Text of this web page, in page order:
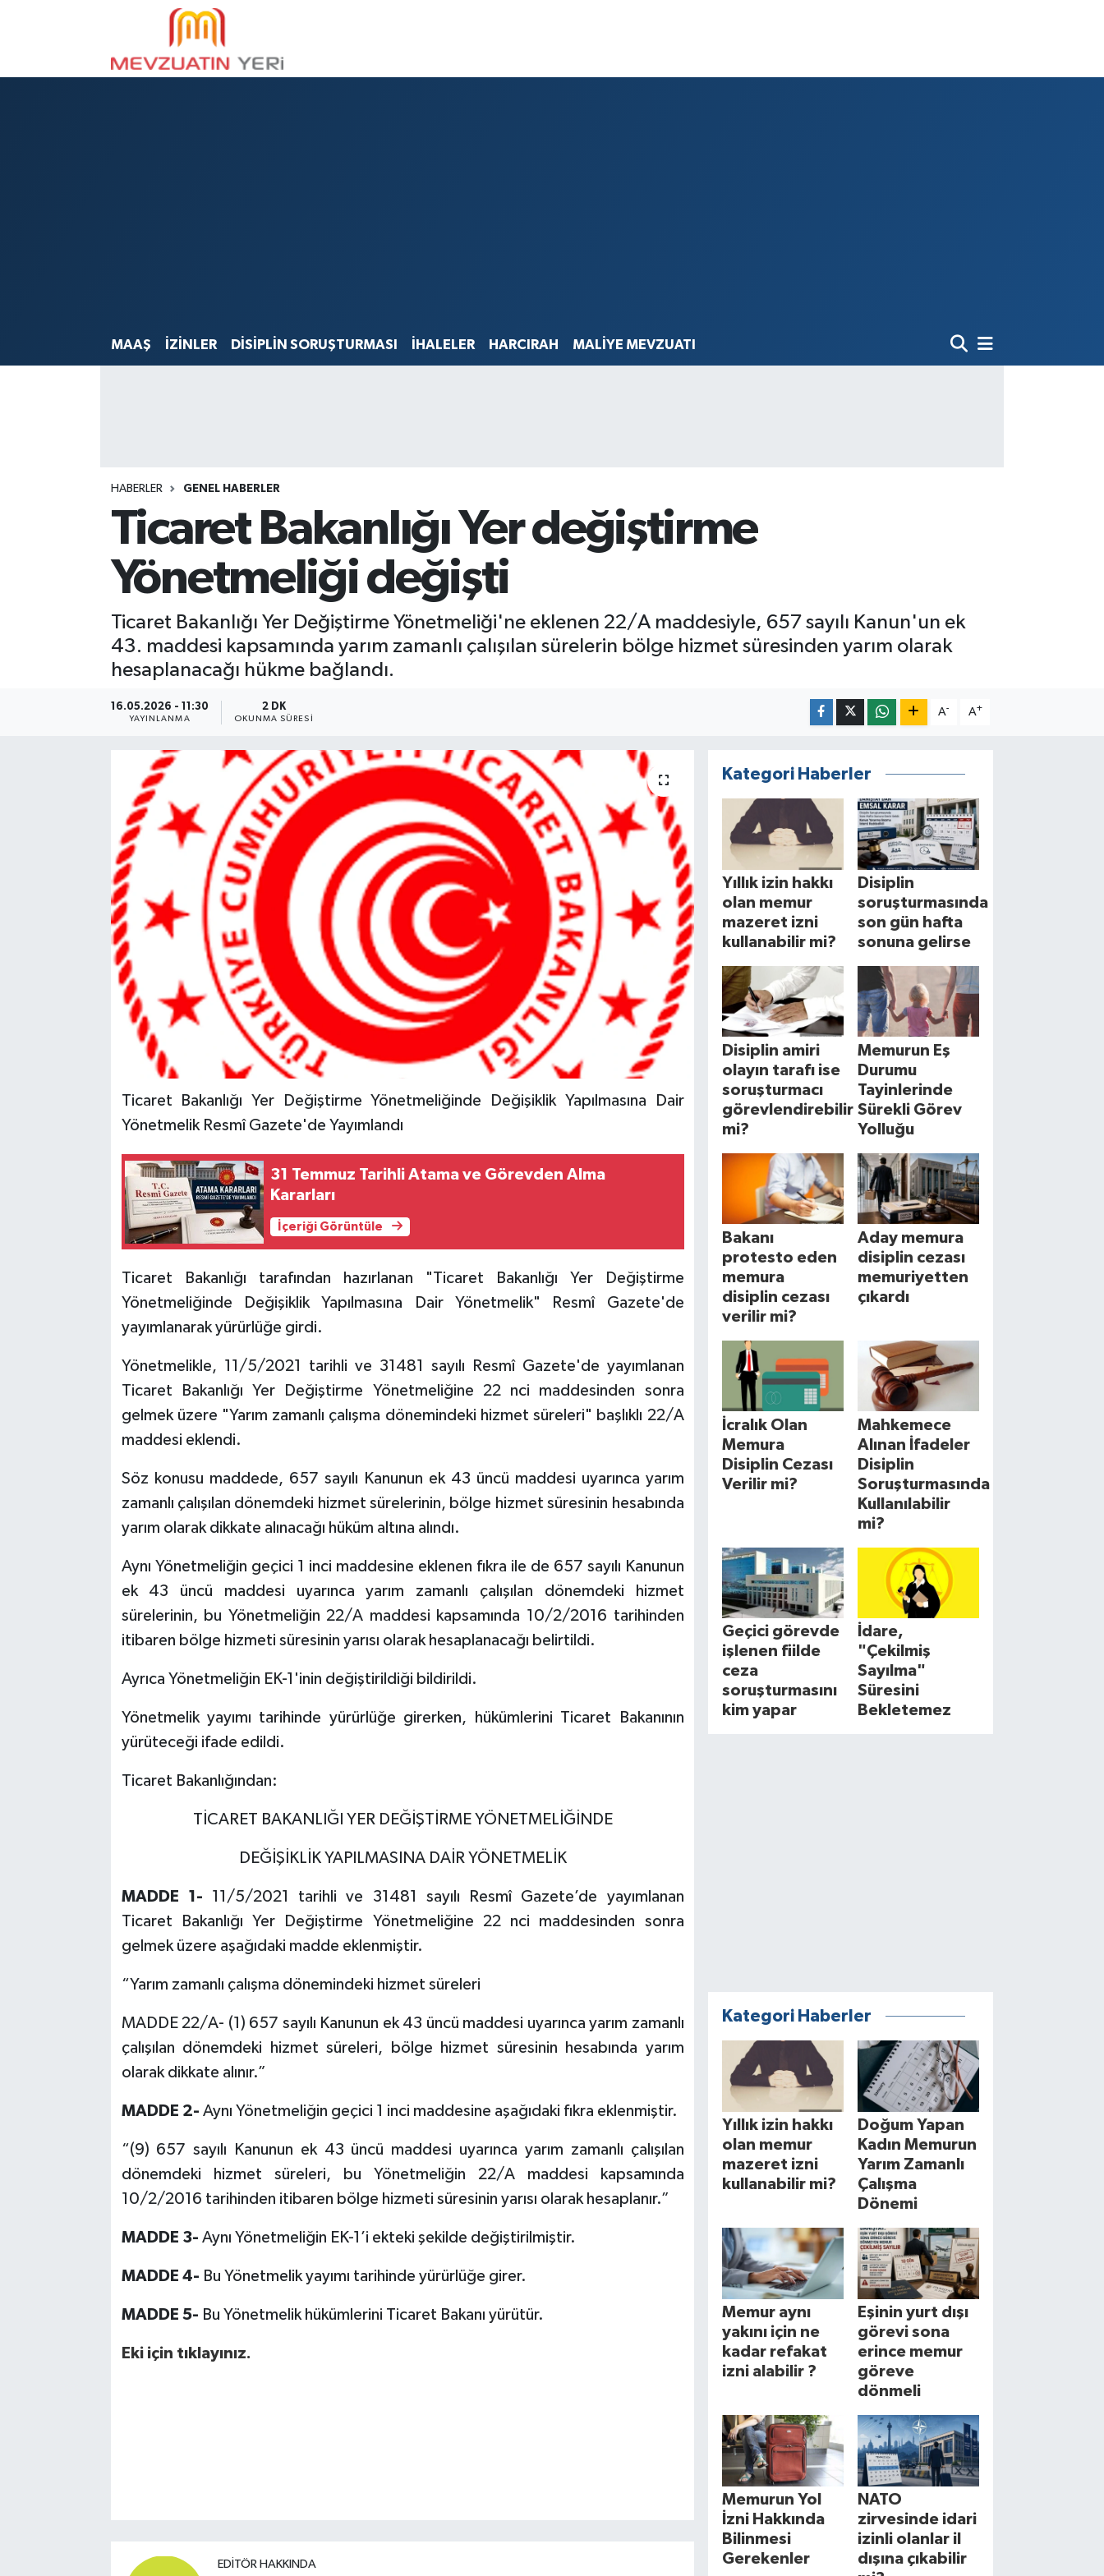
MAAŞ İZİNLER DİSİPLİN SORUŞTURMASI İHALELER HARCIRAH MALİYE MEVZUATI
HABERLER GENEL HABERLER
Ticaret Bakanlığı Yer değiştirme
Yönetmeliği değişti
Ticaret Bakanlığı Yer Değiştirme Yönetmeliği'ne eklenen 22/A maddesiyle, 657 sayılı Kanun'un ek
43. maddesi kapsamında yarım zamanlı çalışılan sürelerin bölge hizmet süresinden yarım olarak
hesaplanacağı hükme bağlandı.
16.05.2026 - 11:30
YAYINLANMA
2 DK
OKUNMA SÜRESI
A- A+
Ticaret Bakanlığı Yer Değiştirme Yönetmeliğinde Değişiklik Yapılmasına Dair
Yönetmelik Resmî Gazete'de Yayımlandı
31 Temmuz Tarihli Atama ve Görevden Alma
Kararları
İçeriği Görüntüle
Ticaret Bakanlığı tarafından hazırlanan "Ticaret Bakanlığı Yer Değiştirme
Yönetmeliğinde Değişiklik Yapılmasına Dair Yönetmelik" Resmî Gazete'de
yayımlanarak yürürlüğe girdi.
Yönetmelikle, 11/5/2021 tarihli ve 31481 sayılı Resmî Gazete'de yayımlanan
Ticaret Bakanlığı Yer Değiştirme Yönetmeliğine 22 nci maddesinden sonra
gelmek üzere "Yarım zamanlı çalışma dönemindeki hizmet süreleri" başlıklı 22/A
maddesi eklendi.
Söz konusu maddede, 657 sayılı Kanunun ek 43 üncü maddesi uyarınca yarım
zamanlı çalışılan dönemdeki hizmet sürelerinin, bölge hizmet süresinin hesabında
yarım olarak dikkate alınacağı hüküm altına alındı.
Aynı Yönetmeliğin geçici 1 inci maddesine eklenen fıkra ile de 657 sayılı Kanunun
ek 43 üncü maddesi uyarınca yarım zamanlı çalışılan dönemdeki hizmet
sürelerinin, bu Yönetmeliğin 22/A maddesi kapsamında 10/2/2016 tarihinden
itibaren bölge hizmeti süresinin yarısı olarak hesaplanacağı belirtildi.
Ayrıca Yönetmeliğin EK-1'inin değiştirildiği bildirildi.
Yönetmelik yayımı tarihinde yürürlüğe girerken, hükümlerini Ticaret Bakanının
yürüteceği ifade edildi.
Ticaret Bakanlığından:
TİCARET BAKANLIĞI YER DEĞİŞTİRME YÖNETMELİĞİNDE
DEĞİŞİKLİK YAPILMASINA DAİR YÖNETMELİK
MADDE 1- 11/5/2021 tarihli ve 31481 sayılı Resmî Gazete’de yayımlanan
Ticaret Bakanlığı Yer Değiştirme Yönetmeliğine 22 nci maddesinden sonra
gelmek üzere aşağıdaki madde eklenmiştir.
“Yarım zamanlı çalışma dönemindeki hizmet süreleri
MADDE 22/A- (1) 657 sayılı Kanunun ek 43 üncü maddesi uyarınca yarım zamanlı
çalışılan dönemdeki hizmet süreleri, bölge hizmet süresinin hesabında yarım
olarak dikkate alınır.”
MADDE 2- Aynı Yönetmeliğin geçici 1 inci maddesine aşağıdaki fıkra eklenmiştir.
“(9) 657 sayılı Kanunun ek 43 üncü maddesi uyarınca yarım zamanlı çalışılan
dönemdeki hizmet süreleri, bu Yönetmeliğin 22/A maddesi kapsamında
10/2/2016 tarihinden itibaren bölge hizmeti süresinin yarısı olarak hesaplanır.”
MADDE 3- Aynı Yönetmeliğin EK-1’i ekteki şekilde değiştirilmiştir.
MADDE 4- Bu Yönetmelik yayımı tarihinde yürürlüğe girer.
MADDE 5- Bu Yönetmelik hükümlerini Ticaret Bakanı yürütür.
Eki için tıklayınız.
EDITÖR HAKKINDA
Kategori Haberler
Yıllık izin hakkı
olan memur
mazeret izni
kullanabilir mi?
Disiplin
soruşturmasında
son gün hafta
sonuna gelirse
Disiplin amiri
olayın tarafı ise
soruşturmacı
görevlendirebilir
mi?
Memurun Eş
Durumu
Tayinlerinde
Sürekli Görev
Yolluğu
Bakanı
protesto eden
memura
disiplin cezası
verilir mi?
Aday memura
disiplin cezası
memuriyetten
çıkardı
İcralık Olan
Memura
Disiplin Cezası
Verilir mi?
Mahkemece
Alınan İfadeler
Disiplin
Soruşturmasında
Kullanılabilir
mi?
Geçici görevde
işlenen fiilde
ceza
soruşturmasını
kim yapar
İdare,
"Çekilmiş
Sayılma"
Süresini
Bekletemez
Kategori Haberler
Yıllık izin hakkı
olan memur
mazeret izni
kullanabilir mi?
Doğum Yapan
Kadın Memurun
Yarım Zamanlı
Çalışma
Dönemi
Memur aynı
yakını için ne
kadar refakat
izni alabilir ?
Eşinin yurt dışı
görevi sona
erince memur
göreve
dönmeli
Memurun Yol
İzni Hakkında
Bilinmesi
Gerekenler
NATO
zirvesinde idari
izinli olanlar il
dışına çıkabilir